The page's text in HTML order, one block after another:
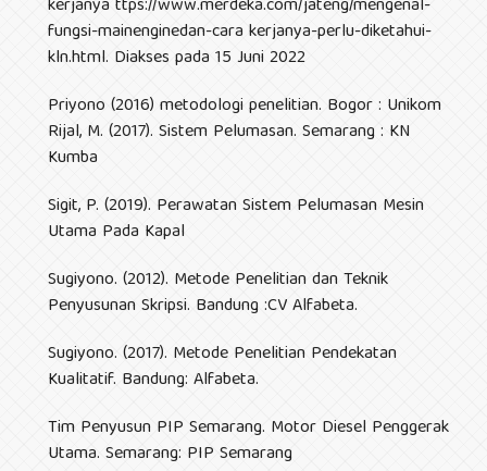
kerjanya ttps://www.merdeka.com/jateng/mengenal-
fungsi-mainenginedan-cara kerjanya-perlu-diketahui-
kln.html. Diakses pada 15 Juni 2022
Priyono (2016) metodologi penelitian. Bogor : Unikom
Rijal, M. (2017). Sistem Pelumasan. Semarang : KN
Kumba
Sigit, P. (2019). Perawatan Sistem Pelumasan Mesin
Utama Pada Kapal
Sugiyono. (2012). Metode Penelitian dan Teknik
Penyusunan Skripsi. Bandung :CV Alfabeta.
Sugiyono. (2017). Metode Penelitian Pendekatan
Kualitatif. Bandung: Alfabeta.
Tim Penyusun PIP Semarang. Motor Diesel Penggerak
Utama. Semarang: PIP Semarang